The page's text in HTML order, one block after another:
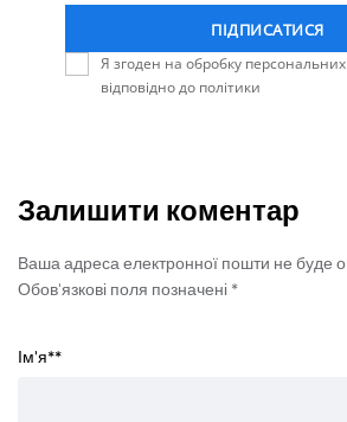
ПІДПИСАТИСЯ
Я згоден на обробку
відповідно до політики
Залишити коментар
Ваша адреса електронної пошти не буде
Обов'язкові поля позначені *
Ім'я**